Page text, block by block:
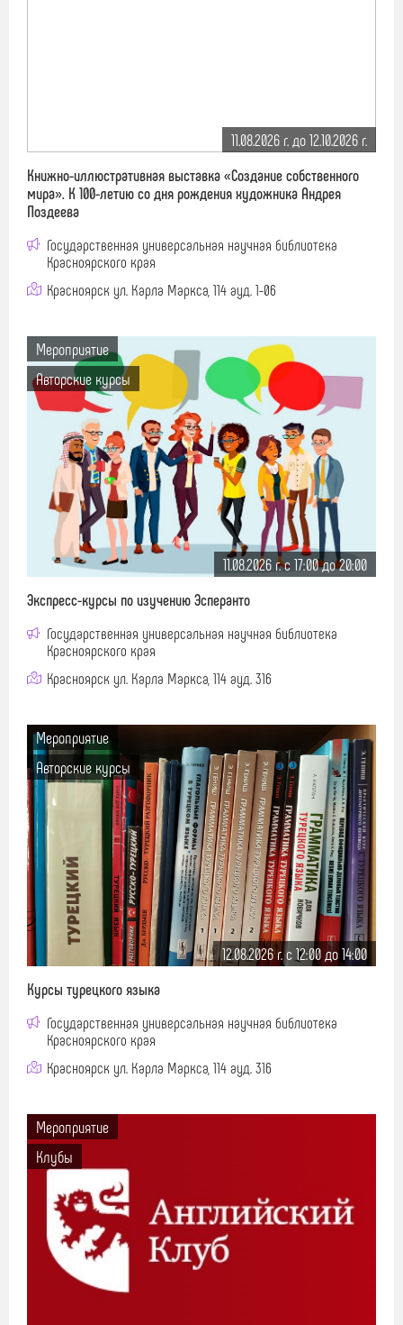
11.08.2026 г. до 12.10.2026 г.
Книжно-иллюстративная выставка «Создание собственного
мира». К 100-летию со дня рождения художника Андрея
Поздеева
Государственная универсальная научная библиотека
Красноярского края
Красноярск ул. Карла Маркса, 114 ауд. 1-06
Мероприятие
Авторские курсы
11.08.2026 г. c 17:00 до 20:00
Экспресс-курсы по изучению Эсперанто
Государственная универсальная научная библиотека
Красноярского края
Красноярск ул. Карла Маркса, 114 ауд. 316
Мероприятие
Авторские курсы
12.08.2026 г. c 12:00 до 14:00
Курсы турецкого языка
Государственная универсальная научная библиотека
Красноярского края
Красноярск ул. Карла Маркса, 114 ауд. 316
Мероприятие
Клубы